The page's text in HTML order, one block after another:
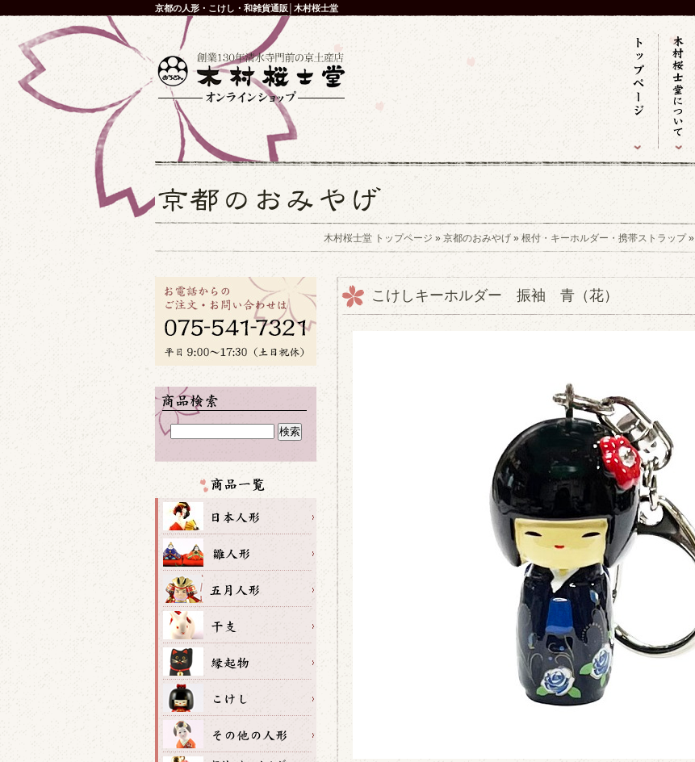
京都の人形・こけし・和雑貨通販│木村桜士堂
木村桜士堂 トップページ » 京都のおみやげ » 根付・キーホルダー・携帯ストラップ»
こけしキーホルダー 振袖 青（花）